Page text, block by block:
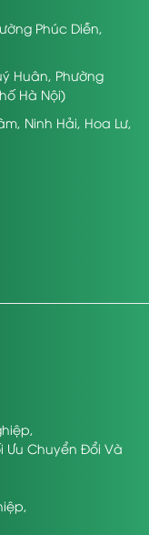
Phúc Diễn,
Huân, Phường
Hà Nội)
Ninh Hải, Hoa Lư,
,
Ưu Chuyển Đổi Và
,